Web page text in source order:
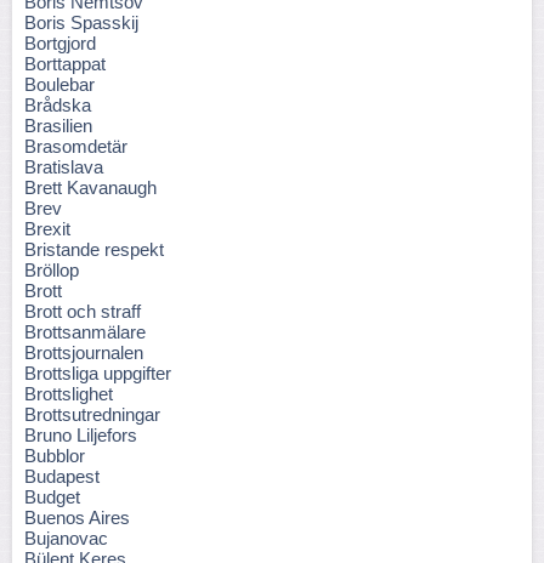
Boris Spasskij
Bortgjord
Borttappat
Boulebar
Brådska
Brasilien
Brasomdetär
Bratislava
Brett Kavanaugh
Brev
Brexit
Bristande respekt
Bröllop
Brott
Brott och straff
Brottsanmälare
Brottsjournalen
Brottsliga uppgifter
Brottslighet
Brottsutredningar
Bruno Liljefors
Bubblor
Budapest
Budget
Buenos Aires
Bujanovac
Bülent Keres